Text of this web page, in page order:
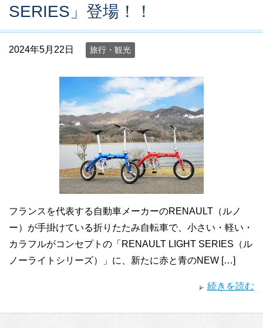
SERIES」登場！！
2024年5月22日 旅行・観光
フランスを代表する自動車メーカーのRENAULT（ルノ
ー）が手掛けている折りたたみ自転車で、小さい・軽い・
カラフルがコンセプトの「RENAULT LIGHT SERIES（ル
ノーライトシリーズ）」に、新たに赤と青のNEW […]
続きを読む